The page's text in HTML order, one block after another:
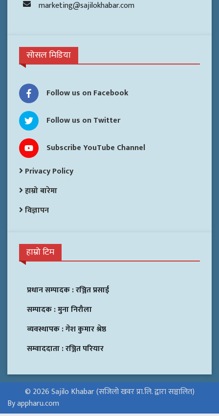
marketing@sajilokhabar.com
सोसल मिडिया
Follow us on Facebook
Follow us on Twitter
Subscribe YouTube Channel
Privacy Policy
हाम्रो बारेमा
विज्ञापन
हाम्रो टिम
प्रधान सम्पादक :रञ्जित प्रसाई
सम्पादक :मुना निरौला
व्यवस्थापक :गेश कुमार श्रेष्ठ
सम्वाददाता :रञ्जित परियार
© 2026 Sajilo Khabar (सजिलो खवर प्रा.लि. द्वारा सञ्चालित)
By appharu.com